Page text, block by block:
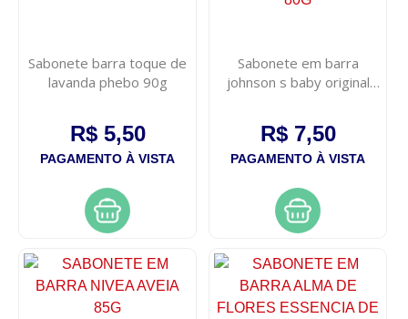
Sabonete barra toque de
lavanda phebo 90g
R$ 5,50
PAGAMENTO À VISTA
Sabonete em barra
johnson s baby original
R$ 7,50
PAGAMENTO À VISTA